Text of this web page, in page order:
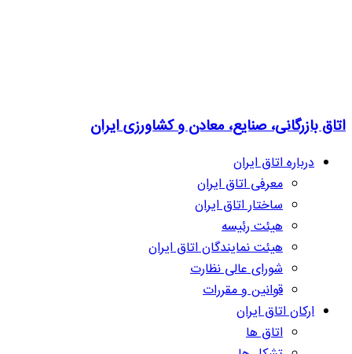
اتاق بازرگانی، صنایع، معادن و کشاورزی ایران
درباره اتاق ایران
معرفی اتاق ایران
ساختار اتاق ایران
هیئت رئیسه
هیئت نمایندگان اتاق ایران
شورای عالی نظارت
قوانین و مقررات
ارکان اتاق ایران
اتاق ها